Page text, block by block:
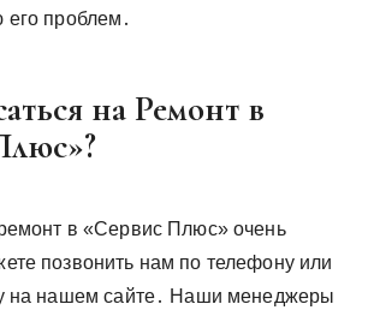
проблем․
на Ремонт в
в «Сервис Плюс» очень
позвонить нам по телефону или
на нашем сайте․ Наши менеджеры